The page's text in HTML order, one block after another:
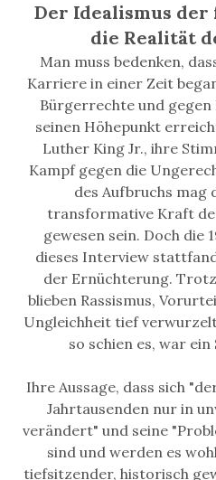
Der Idealismus der
die Realität
Man muss bedenken,
Karriere in einer Zeit
Bürgerrechte und gegen
seinen Höhepunkt
Luther King Jr., ihre
Kampf gegen die
des Aufbruchs mag
transformative Kraft
gewesen sein. Doch die
dieses Interview
der Ernüchterung.
blieben Rassismus,
Ungleichheit tief
so schien es, war
Ihre Aussage, dass sich
Jahrtausenden nur in
verändert" und seine
sind und werden es
tiefsitzender, historisch